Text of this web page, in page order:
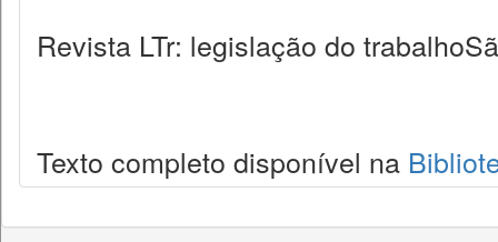
Revista LTr: legislação do
Texto completo disponível na